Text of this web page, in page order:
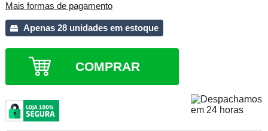
Mais formas de pagamento
Apenas 28 unidades em estoque
COMPRAR